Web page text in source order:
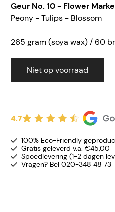
Geur No. 10 - Flower
Peony - Tulips - Blossom
265 gram (soya wax) / 60
Niet op voorraad
4.7
100% Eco-Friendly
Gratis geleverd v.a. €45,00
Spoedlevering (1-2 dagen
Vragen? Bel 020-348 48 73